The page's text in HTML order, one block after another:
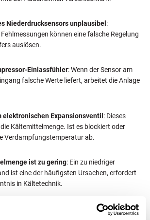
Niederdrucksensors unplausibel :
können eine falsche Regelung
auslösen.
Einlassfühler: Wenn der Sensor am
falsche Werte liefert, arbeitet die Anlage
elektronischen Expansionsventil : Dieses
Kältemittelmenge. Ist es blockiert oder
Verdampfungstemperatur ab.
ist zu gering: Ein zu niedriger
ist eine der häufigsten Ursachen, erfordert
in Kältetechnik.